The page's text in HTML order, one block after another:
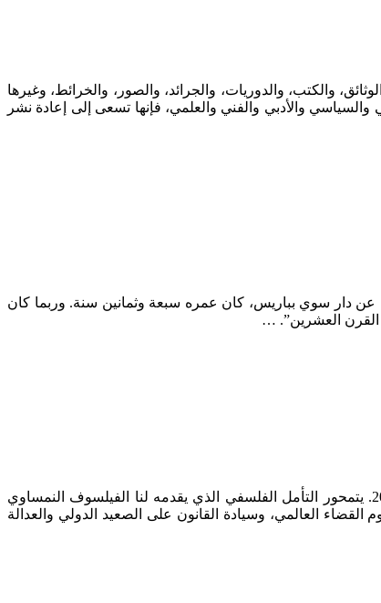
والكتب، والدوريات، والجرائد، والصور، والخرائط، وغيرها
والأدبي والفني والعلمي، فإنها تسعى إلى إعادة نشر
ريكور، الذاكرة، التاريخ، النسيان، ترجمة وتقديم وتعليق جورج زيناتي، دار الكتاب الجديد، 2009. لما أصدر بول ريكور هذا الكتاب عام 2000، عن دار سوي بباريس، كان عمره سبعة وثمانين سنة. وربما كان
هانس كوكلر، العدالة الجنائية الدولية في مفترق الطرق: عدالة عالمية أم انتقام شامل؟ ترجمة: محمد جليد. الدار البيضاء: طوب إديسيون، 2011. يتمحور التأمل الفلسفي الذي يقدمه لنا الفيلسوف النمساوي
العالمي، وسيادة القانون على الصعيد الدولي والعدالة